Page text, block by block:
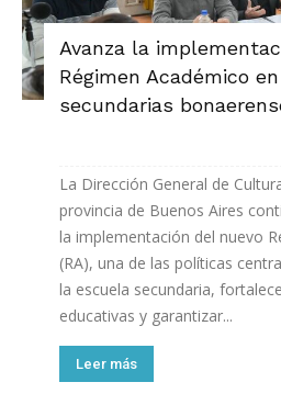
Avanza la
Régimen Académico
secundarias
La Dirección General de
provincia de Buenos Aires
la implementación del nuevo
(RA), una de las políticas
la escuela secundaria,
educativas y garantizar...
Leer más